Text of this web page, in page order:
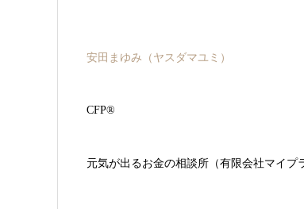
安田まゆみ（ヤスダマユミ ）
CFP®
元気が出るお金の相談所（有限会社マイプ